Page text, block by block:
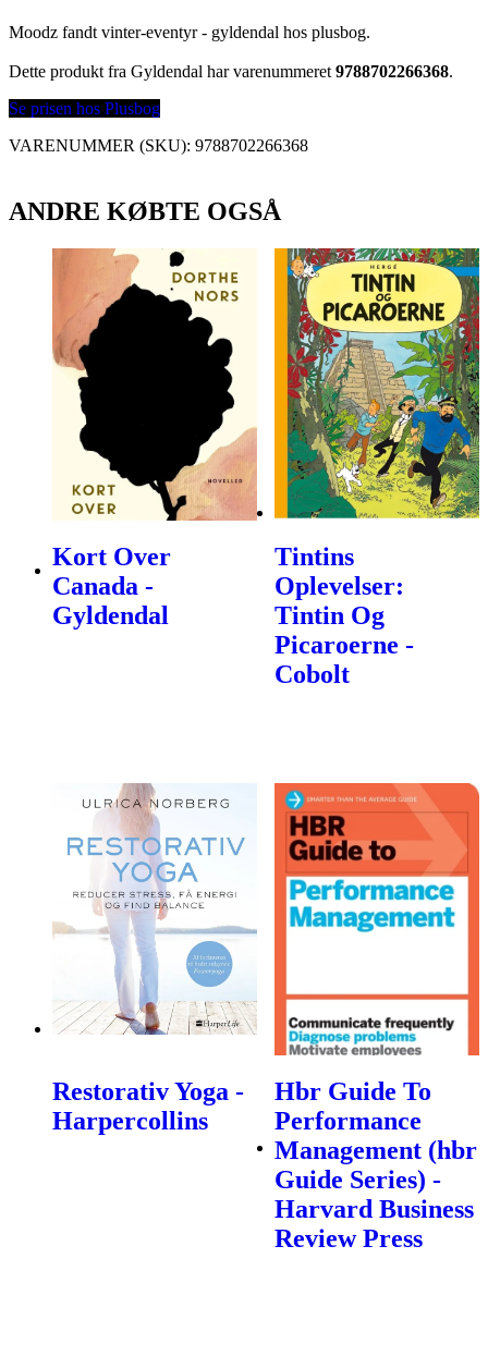
Moodz fandt vinter-eventyr - gyldendal hos plusbog.
Dette produkt fra Gyldendal har varenummeret 9788702266368.
Se prisen hos Plusbog
VARENUMMER (SKU): 9788702266368
ANDRE KØBTE OGSÅ
Kort Over
Canada -
Gyldendal
Tintins
Oplevelser:
Tintin Og
Picaroerne -
Cobolt
Restorativ Yoga -
Harpercollins
Hbr Guide To
Performance
Management (hbr
Guide Series) -
Harvard Business
Review Press